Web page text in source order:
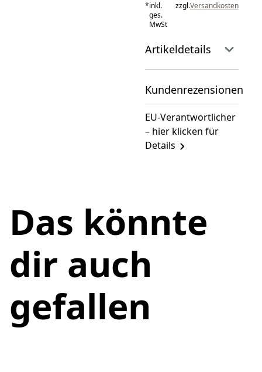
*inkl.
ges.
MwSt
zzgl.Versandkosten
Artikeldetails
Kundenrezensionen
EU-Verantwortlicher
– hier klicken für
Details
Das könnte
dir auch
gefallen